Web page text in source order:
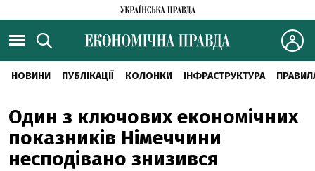
НОВИНИ ПУБЛІКАЦІЇ КОЛОНКИ ІНФРАСТРУКТУРА
Один з ключових економічних
показників Німеччини
несподівано знизився